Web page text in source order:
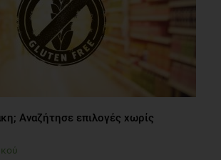
Αναζήτησε επιλογές χωρίς